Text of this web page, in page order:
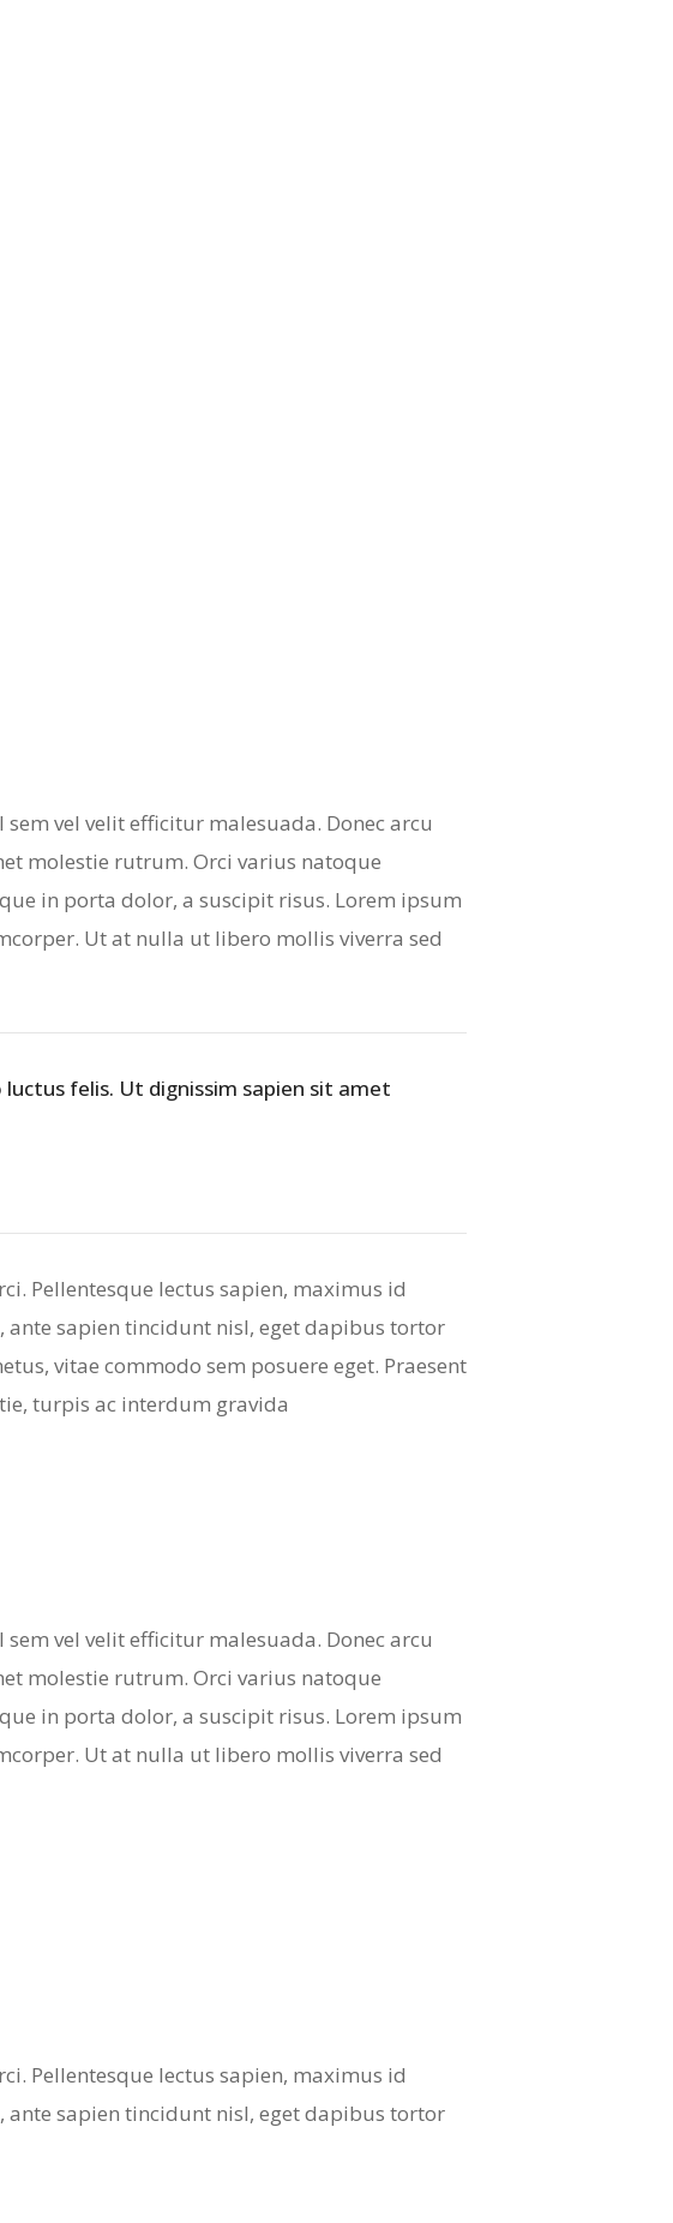
vel velit efficitur malesuada. Donec arcu
molestie rutrum. Orci varius natoque
in porta dolor, a suscipit risus. Lorem ipsum
Ut at nulla ut libero mollis viverra sed
felis. Ut dignissim sapien sit amet
Pellentesque lectus sapien, maximus id
ante sapien tincidunt nisl, eget dapibus tortor
vitae commodo sem posuere eget. Praesent
turpis ac interdum gravida
vel velit efficitur malesuada. Donec arcu
molestie rutrum. Orci varius natoque
in porta dolor, a suscipit risus. Lorem ipsum
Ut at nulla ut libero mollis viverra sed
Pellentesque lectus sapien, maximus id
ante sapien tincidunt nisl, eget dapibus tortor